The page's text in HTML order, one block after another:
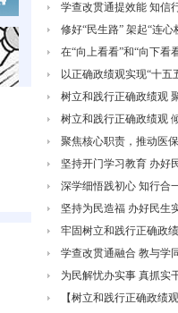
学查改贯通提效能 知信
修好“民生路” 架起“连心
在“向上看看”和“向下看
以正确政绩观实现“十五
树立和践行正确政绩观
树立和践行正确政绩观
聚焦核心职责，推动医
坚持开门学习教育 办好
深学细悟践初心 知行合
坚持为民造福 办好民生
牢固树立和践行正确政
学查改贯通融合 教与学
为民解忧办实事 真抓实
【树立和践行正确政绩